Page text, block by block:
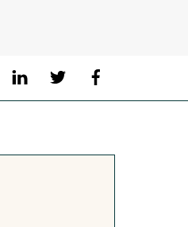
LinkedIn Twitter